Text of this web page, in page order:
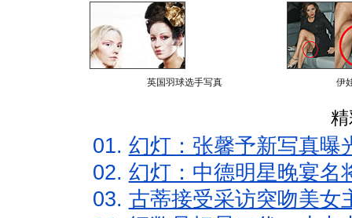
英国羽球选手写真 伊
01. 幻灯：张馨予新写真曝
02. 幻灯：中德明星晚宴名
03. 古蒂接受采访突吻美女